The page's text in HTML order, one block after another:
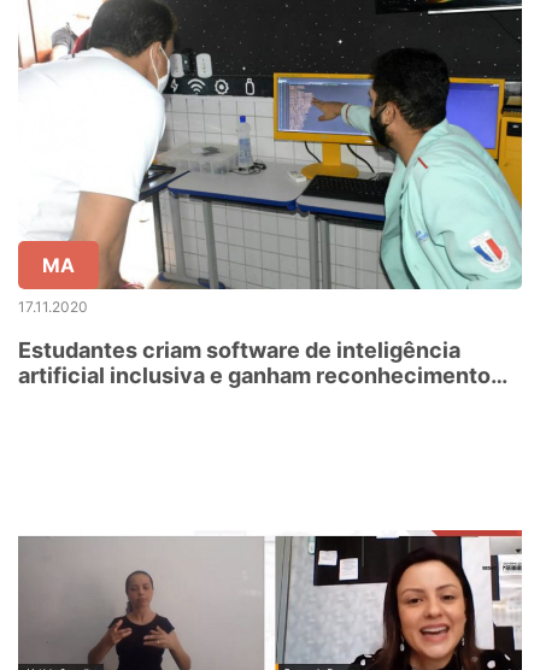
MA
17.11.2020
Estudantes criam software de inteligência
artificial inclusiva e ganham reconhecimento